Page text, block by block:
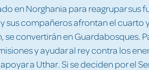
en Norghania para reagrupar sus
sus compañeros afrontan el cuarto
se convertirán en Guardabosques.
y ayudar al rey contra los
a Uthar. Si se deciden por el